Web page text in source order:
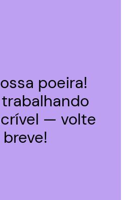
poeira!
— volte